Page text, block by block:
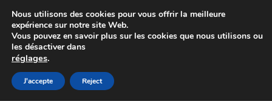
Colissimo livraison à partir de 7 EUR
Du lundi au vendredi de 9 h à 16 h
Aller
à
Aller
au
Nous utilisons des cookies pour vous offrir la meilleure
expérience sur notre site Web.
Vous pouvez en savoir plus sur les cookies que nous utilisons ou
les désactiver dans
réglages.
J'accepte Reject